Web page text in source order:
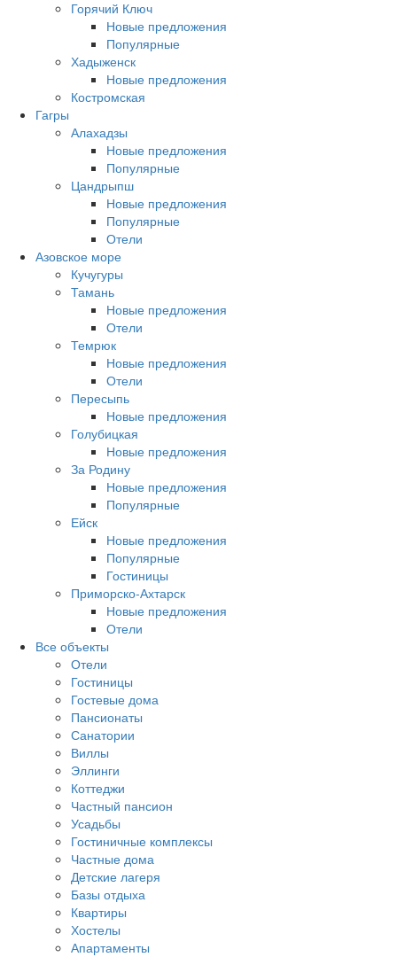
Горячий Ключ
Новые предложения
Популярные
Хадыженск
Новые предложения
Костромская
Гагры
Алахадзы
Новые предложения
Популярные
Цандрыпш
Новые предложения
Популярные
Отели
Азовское море
Кучугуры
Тамань
Новые предложения
Отели
Темрюк
Новые предложения
Отели
Пересыпь
Новые предложения
Голубицкая
Новые предложения
За Родину
Новые предложения
Популярные
Ейск
Новые предложения
Популярные
Гостиницы
Приморско-Ахтарск
Новые предложения
Отели
Все объекты
Отели
Гостиницы
Гостевые дома
Пансионаты
Санатории
Виллы
Эллинги
Коттеджи
Частный пансион
Усадьбы
Гостиничные комплексы
Частные дома
Детские лагеря
Базы отдыха
Квартиры
Хостелы
Апартаменты